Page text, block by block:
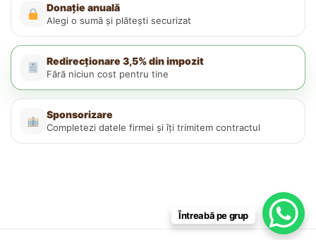
Donație anuală
Alegi o sumă și plătești securizat
Redirecționare 3,5% din impozit
Fără niciun cost pentru tine
Sponsorizare
Completezi datele firmei și îți trimitem contractul
Întreabă pe grup